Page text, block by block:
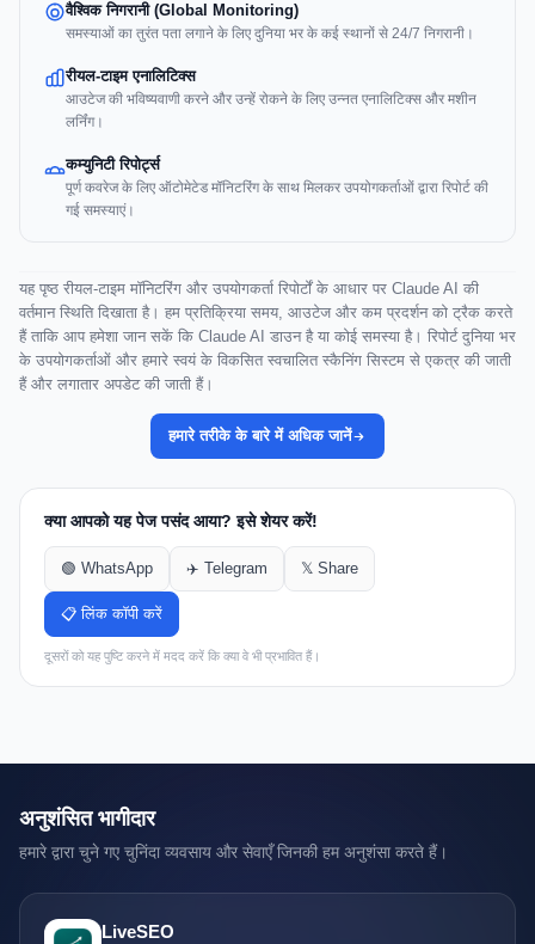
वैश्विक निगरानी (Global Monitoring)
समस्याओं का तुरंत पता लगाने के लिए दुनिया भर के कई स्थानों से 24/7 निगरानी।
रीयल-टाइम एनालिटिक्स
आउटेज की भविष्यवाणी करने और उन्हें रोकने के लिए उन्नत एनालिटिक्स और मशीन
लर्निंग।
कम्युनिटी रिपोर्ट्स
पूर्ण कवरेज के लिए ऑटोमेटेड मॉनिटरिंग के साथ मिलकर उपयोगकर्ताओं द्वारा रिपोर्ट की
गई समस्याएं।
यह पृष्ठ रीयल-टाइम मॉनिटरिंग और उपयोगकर्ता रिपोर्टों के आधार पर Claude AI की
वर्तमान स्थिति दिखाता है। हम प्रतिक्रिया समय, आउटेज और कम प्रदर्शन को ट्रैक करते
हैं ताकि आप हमेशा जान सकें कि Claude AI डाउन है या कोई समस्या है। रिपोर्ट दुनिया भर
के उपयोगकर्ताओं और हमारे स्वयं के विकसित स्वचालित स्कैनिंग सिस्टम से एकत्र की जाती
हैं और लगातार अपडेट की जाती हैं।
हमारे तरीके के बारे में अधिक जानें
क्या आपको यह पेज पसंद आया? इसे शेयर करें!
🟢 WhatsApp ✈️ Telegram 𝕏 Share
📋 लिंक कॉपी करें
दूसरों को यह पुष्टि करने में मदद करें कि क्या वे भी प्रभावित हैं।
अनुशंसित भागीदार
हमारे द्वारा चुने गए चुनिंदा व्यवसाय और सेवाएँ जिनकी हम अनुशंसा करते हैं।
LiveSEO